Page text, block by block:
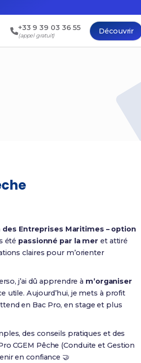
+33 9 39 03 36 55
(appel gratuit)
Découvrir
des Entreprises Maritimes – option
été passionné par la mer et attiré
claires pour m’orienter
j’ai dû apprendre à m’organiser
utile. Aujourd’hui, je mets à profit
en Bac Pro, en stage et plus
des conseils pratiques et des
CGEM Pêche (Conduite et Gestion
en confiance 🤝